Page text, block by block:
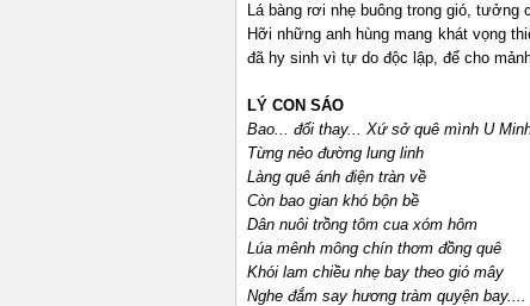
Lá bàng rơi nhẹ buông trong gió, tưởng
Hỡi những anh hùng mang khát vọng
đã hy sinh vì tự do độc lập, để cho
LÝ CON SÁO
Bao... đổi thay... Xứ sở quê mình U
Từng nẻo đường lung linh
Làng quê ánh điện tràn về
Còn bao gian khó bộn bề
Dân nuôi trồng tôm cua xóm hôm
Lúa mênh mông chín thơm đồng quê
Khói lam chiều nhẹ bay theo gió mây
Nghe đắm say hương tràm quyện bay....